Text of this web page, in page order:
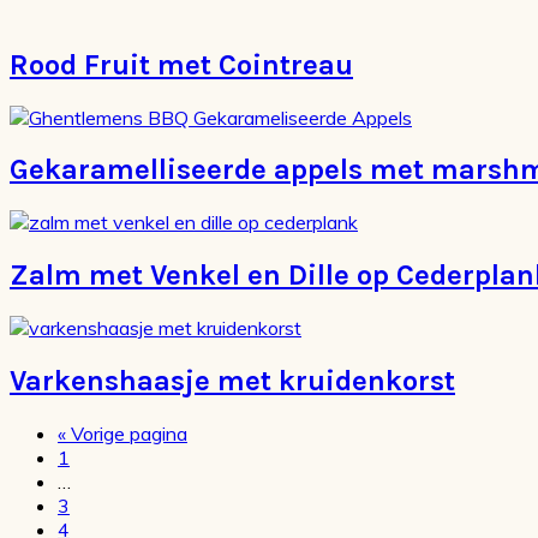
Rood Fruit met Cointreau
Gekaramelliseerde appels met
Zalm met Venkel en Dille op
Varkenshaasje met kruidenkorst
« Ga
Vorige pagina
Pagina
1
pagina's
zijn
…
Pagina
3
Pagina
4